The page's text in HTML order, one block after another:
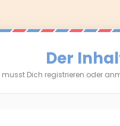
Der
musst Dich registrieren oder